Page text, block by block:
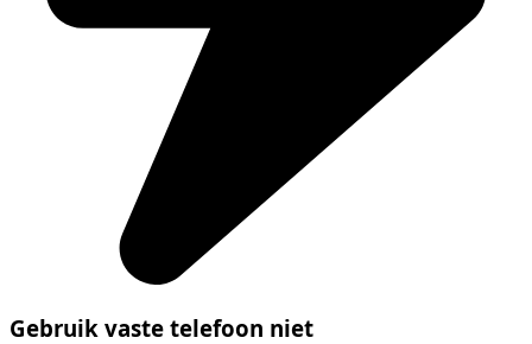
Gebruik vaste telefoon niet